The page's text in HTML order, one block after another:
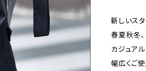
新しいス
春夏秋冬
カジュア
幅広くご